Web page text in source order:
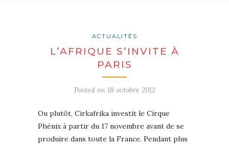
ACTUALITÉS
L’AFRIQUE S’INVITE À
PARIS
Posted on 18 octobre 2012
Ou plutôt, Cirkafrika investit le Cirque
Phénix à partir du 17 novembre avant de se
produire dans toute la France. Pendant plus